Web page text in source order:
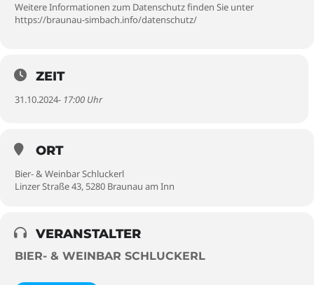
Weitere Informationen zum Datenschutz finden Sie unter
https://braunau-simbach.info/datenschutz/
ZEIT
31.10.2024- 17:00 Uhr
ORT
Bier- & Weinbar Schluckerl
Linzer Straße 43, 5280 Braunau am Inn
VERANSTALTER
BIER- & WEINBAR SCHLUCKERL